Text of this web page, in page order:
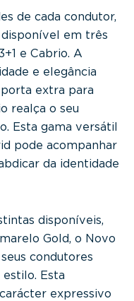
de cada condutor,
em três
e Cabrio. A
e elegância
porta extra para
realça o seu
Esta gama versátil
pode acompanhar
da identidade
disponíveis,
Gold, o Novo
condutores
Esta
expressivo